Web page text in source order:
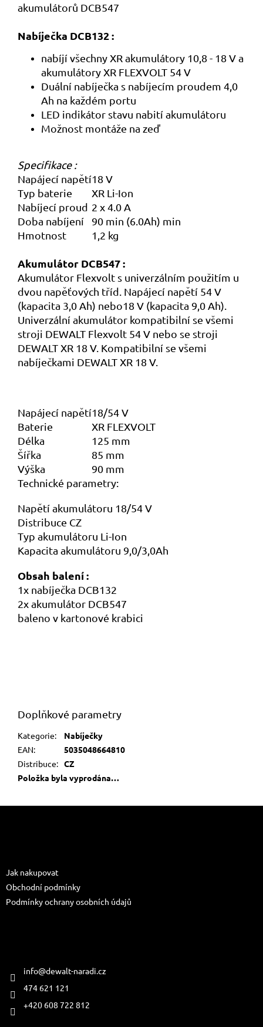
akumulátorů DCB547
Nabíječka DCB132 :
nabíjí všechny XR akumulátory 10,8 - 18 V a
akumulátory XR FLEXVOLT 54 V
Duální nabíječka s nabíjecím proudem 4,0
Ah na každém portu
LED indikátor stavu nabití akumulátoru
Možnost montáže na zeď
Specifikace :
Napájecí napětí18 V
Typ baterie
XR Li-Ion
Nabíjecí proud 2 x 4.0 A
Doba nabíjení
90 min (6.0Ah) min
Hmotnost
1,2 kg
Akumulátor DCB547 :
Akumulátor Flexvolt s univerzálním použitím u
dvou napěťových tříd. Napájecí napětí 54 V
(kapacita 3,0 Ah) nebo18 V (kapacita 9,0 Ah).
Univerzální akumulátor kompatibilní se všemi
stroji DEWALT Flexvolt 54 V nebo se stroji
DEWALT XR 18 V. Kompatibilní se všemi
nabíječkami DEWALT XR 18 V.
Napájecí napětí18/54 V
Baterie
XR FLEXVOLT
Délka
125 mm
Šířka
85 mm
Výška
90 mm
Technické parametry:
Napětí akumulátoru 18/54 V
Distribuce CZ
Typ akumulátoru Li-Ion
Kapacita akumulátoru 9,0/3,0Ah
Obsah balení :
1x nabíječka DCB132
2x akumulátor DCB547
baleno v kartonové krabici
Doplňkové parametry
Kategorie:
Nabíječky
EAN:
5035048664810
Distribuce: CZ
Položka byla vyprodána…
Jak nakupovat
Obchodní podmínky
Podmínky ochrany osobních údajů
info@dewalt-naradi.cz
474 621 121
+420 608 722 812